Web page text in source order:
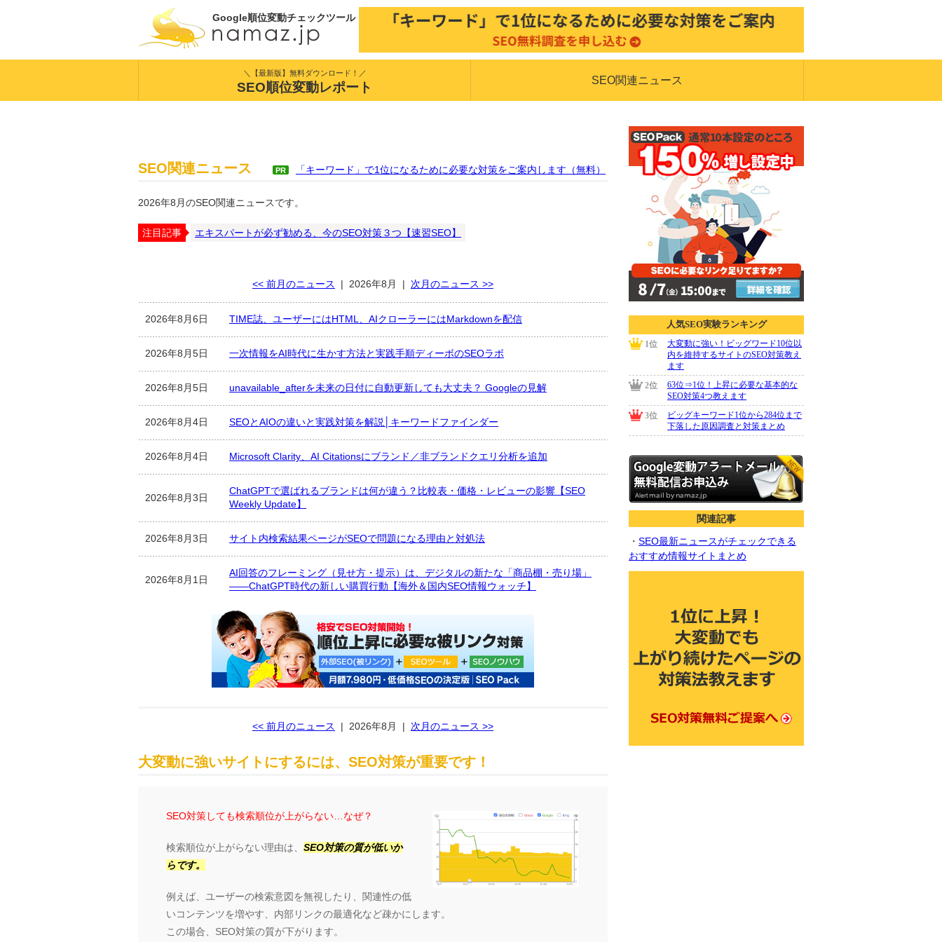
Google順位変動チェックツール
＼【最新版】無料ダウンロード！／
SEO順位変動レポート SEO関連ニュース
SEO関連ニュース PR 「キーワード」で1位になるために必要な対策をご案内します（無料）
2026年8月のSEO関連ニュースです。
注目記事 エキスパートが必ず勧める、今のSEO対策３つ【速習SEO】
<< 前月のニュース | 2026年8月 | 次月のニュース >>
2026年8月6日 TIME誌、ユーザーにはHTML、AIクローラーにはMarkdownを配信
2026年8月5日 一次情報をAI時代に生かす方法と実践手順ディーボのSEOラボ
2026年8月5日 unavailable_afterを未来の日付に自動更新しても大丈夫？ Googleの見解
2026年8月4日 SEOとAIOの違いと実践対策を解説│キーワードファインダー
2026年8月4日 Microsoft Clarity、AI Citationsにブランド／非ブランドクエリ分析を追加
2026年8月3日
ChatGPTで選ばれるブランドは何が違う？比較表・価格・レビューの影響【SEO
Weekly Update】
2026年8月3日 サイト内検索結果ページがSEOで問題になる理由と対処法
2026年8月1日
AI回答のフレーミング（見せ方・提示）は、デジタルの新たな「商品棚・売り場」
――ChatGPT時代の新しい購買行動【海外＆国内SEO情報ウォッチ】
<< 前月のニュース | 2026年8月 | 次月のニュース >>
大変動に強いサイトにするには、SEO対策が重要です！
SEO対策しても検索順位が上がらない…なぜ？
検索順位が上がらない理由は、 SEO対策の質が低いか
らです。
例えば、ユーザーの検索意図を無視したり、関連性の低
いコンテンツを増やす、内部リンクの最適化など疎かにします。
この場合、SEO対策の質が下がります。
関連記事
・ SEO最新ニュースがチェックできる
おすすめ情報サイトまとめ